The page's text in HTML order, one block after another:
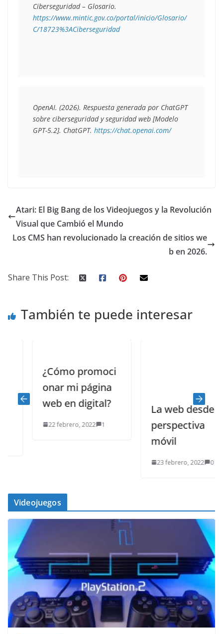
https://www.mintic.gov.co/portal/inicio/Glosario/
C/18723%3ACiberseguridad
OpenAI. (2026). Respuesta generada por ChatGPT
sobre ciberseguridad y seguridad web [Modelo
GPT-5.2]. ChatGPT. https://chat.openai.com/
Atari: El Big Bang de los Videojuegos y la Revolución
Visual que Cambió el Mundo
Los CMS han revolucionado la creación de sitios we
b en 2026.
Share This Post:
También te puede interesar
¿Cómo promoci
onar mi página
web en digital?
22 febrero, 2022 1
La web desde la
perspectiva
móvil
23 febrero, 2022 0
Videojuegos